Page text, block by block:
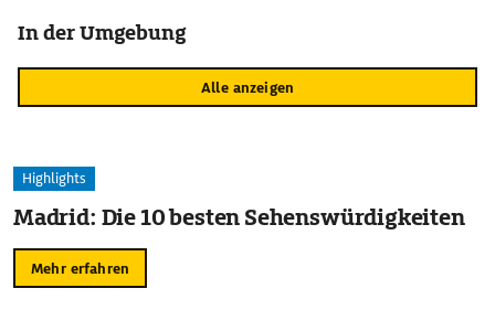
In der Umgebung
Alle anzeigen
Highlights
Madrid: Die 10 besten Sehenswürdigkeiten
Mehr erfahren